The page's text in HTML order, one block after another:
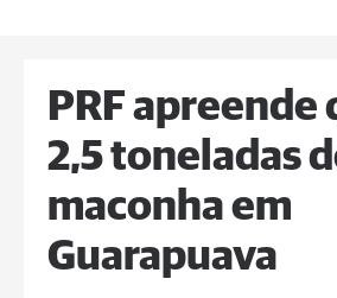
PRF apreende
2,5 toneladas
maconha em
Guarapuava